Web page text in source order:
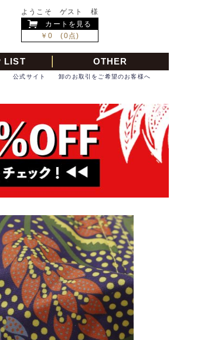
ようこそ ゲスト 様
カートを見る
￥0 (0点)
LIST OTHER
卸のお取引をご希望のお客様へ
公式サイト